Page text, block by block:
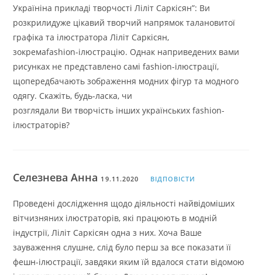
Україніна прикладі творчості Ліліт Саркісян”: Ви
розкрилидуже цікавий творчий напрямок талановитої
графіка та ілюстратора Ліліт Саркісян,
зокремаfashion-ілюстрацію. Однак наприведених вами
рисунках не представлено самі fashion-ілюстрації,
щопередбачають зображення модних фігур та модного
одягу. Скажіть, будь-ласка, чи
розглядали Ви творчість інших українських fashion-
ілюстраторів?
Селезнева Анна 19.11.2020 ВІДПОВІСТИ
Проведені дослідження щодо діяльності найвідоміших
вітчизняних ілюстраторів, які працюють в модній
індустрії, Ліліт Саркісян одна з них. Хоча Ваше
зауваження слушне, слід було перш за все показати її
фешн-ілюстрації, завдяки яким їй вдалося стати відомою